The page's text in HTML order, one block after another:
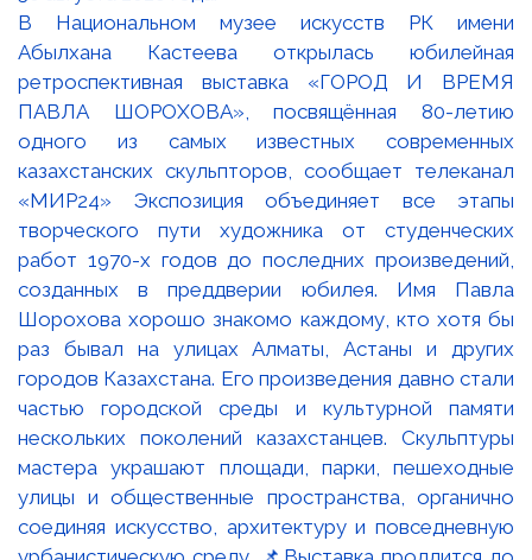
В Национальном музее искусств РК имени
Абылхана Кастеева открылась юбилейная
ретроспективная выставка «ГОРОД И ВРЕМЯ
ПАВЛА ШОРОХОВА», посвящённая 80-летию
одного из самых известных современных
казахстанских скульпторов, сообщает телеканал
«МИР24» Экспозиция объединяет все этапы
творческого пути художника от студенческих
работ 1970-х годов до последних произведений,
созданных в преддверии юбилея. Имя Павла
Шорохова хорошо знакомо каждому, кто хотя бы
раз бывал на улицах Алматы, Астаны и других
городов Казахстана. Его произведения давно стали
частью городской среды и культурной памяти
нескольких поколений казахстанцев. Скульптуры
мастера украшают площади, парки, пешеходные
улицы и общественные пространства, органично
соединяя искусство, архитектуру и повседневную